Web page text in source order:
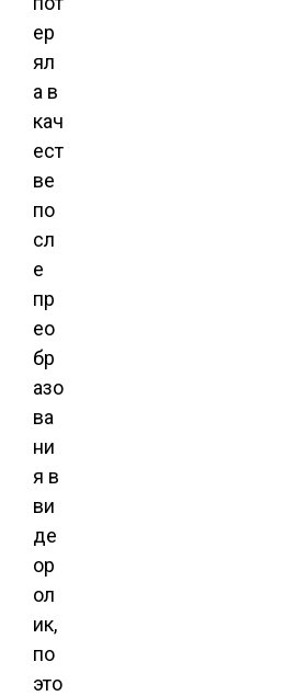
ер
ял
а в
кач
ест
ве
по
сл
е
пр
ео
бр
азо
ва
ни
я в
ви
де
ор
ол
ик,
по
это